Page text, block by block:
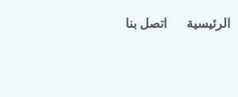
الرئيسية اتصل بنا